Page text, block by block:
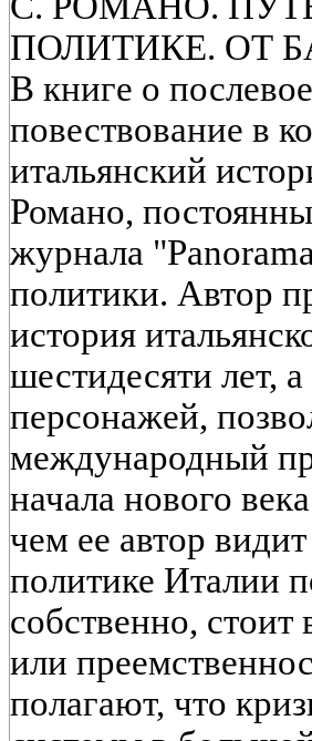
ПОЛИТИКЕ. ОТ
В книге о
повествование в
итальянский
Романо,
журнала
политики. Автор
история
шестидесяти лет,
персонажей,
международный
начала нового
чем ее автор
политике Италии
собственно,
или
полагают, что